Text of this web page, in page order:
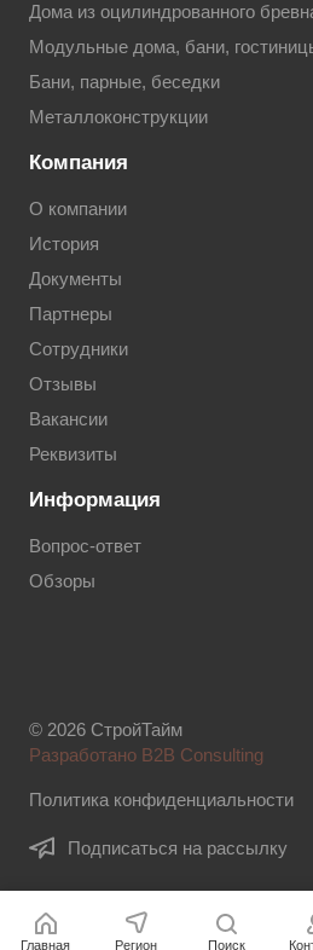
Дома из оцилиндрованного
Модульные дома, бани,
Бани, парные, беседки
Металлоконструкции
Компания
О компании
История
Документы
Партнеры
Сотрудники
Отзывы
Вакансии
Реквизиты
Информация
Вопрос-ответ
Обзоры
© 2026 СтройТайм
Разработано B2B Consulting
Политика конфиденциальности
Подписаться на рассылку
Главная Регион Поиск